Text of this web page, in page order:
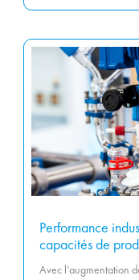
Performance
capacités de
Avec l’augmentation